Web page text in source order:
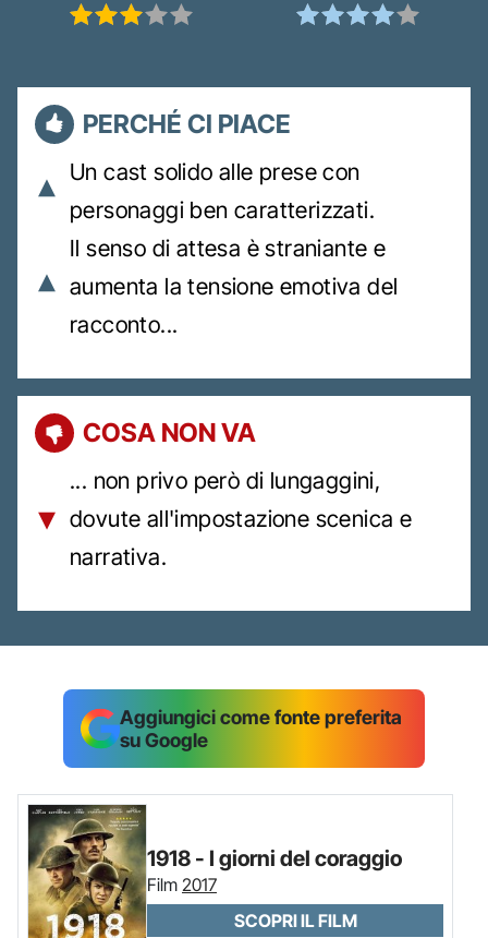
PERCHÉ CI PIACE
Un cast solido alle prese con
personaggi ben caratterizzati.
Il senso di attesa è straniante e
aumenta la tensione emotiva del
racconto...
COSA NON VA
... non privo però di lungaggini,
dovute all'impostazione scenica e
narrativa.
Aggiungici come fonte preferita
su Google
1918 - I giorni del coraggio
Film 2017
SCOPRI IL FILM